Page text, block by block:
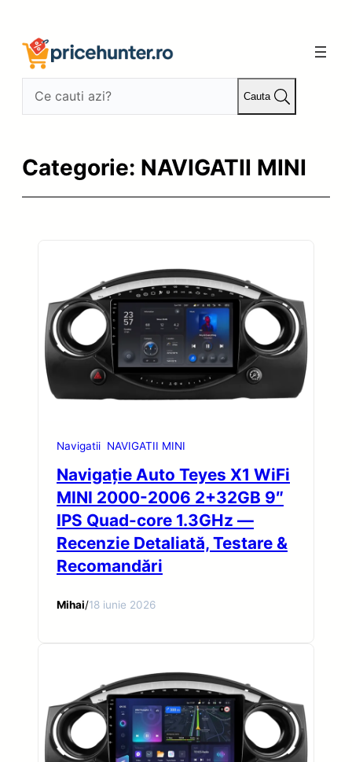
conținut
Cauta
Categorie: NAVIGATII MINI
Navigatii NAVIGATII MINI
Navigație Auto Teyes X1 WiFi
MINI 2000-2006 2+32GB 9″
IPS Quad-core 1.3GHz —
Recenzie Detaliată, Testare &
Recomandări
Mihai/18 iunie 2026